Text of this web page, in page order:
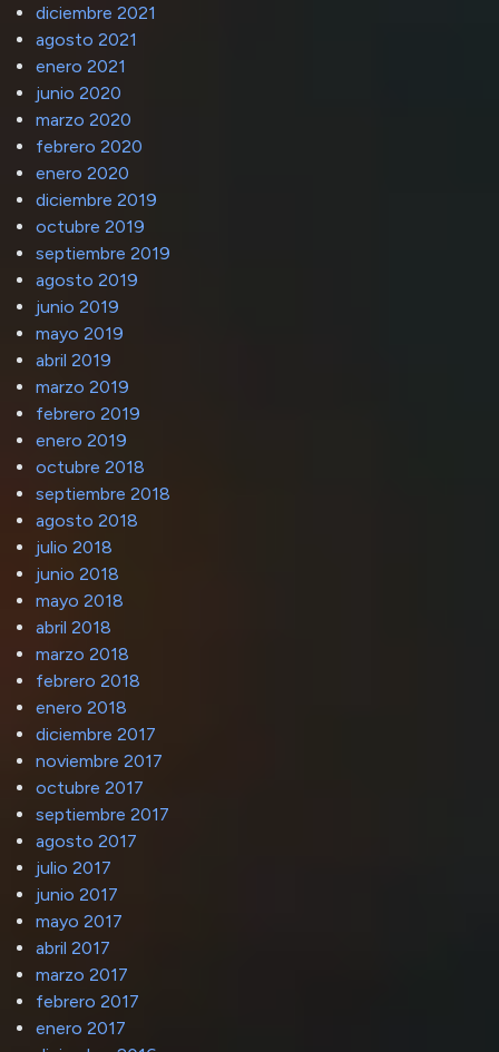
diciembre 2021
agosto 2021
enero 2021
junio 2020
marzo 2020
febrero 2020
enero 2020
diciembre 2019
octubre 2019
septiembre 2019
agosto 2019
junio 2019
mayo 2019
abril 2019
marzo 2019
febrero 2019
enero 2019
octubre 2018
septiembre 2018
agosto 2018
julio 2018
junio 2018
mayo 2018
abril 2018
marzo 2018
febrero 2018
enero 2018
diciembre 2017
noviembre 2017
octubre 2017
septiembre 2017
agosto 2017
julio 2017
junio 2017
mayo 2017
abril 2017
marzo 2017
febrero 2017
enero 2017